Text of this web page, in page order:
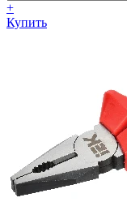
+
Купить